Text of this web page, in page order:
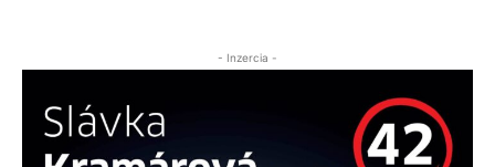
- Inzercia -